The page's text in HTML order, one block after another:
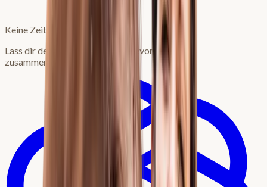
Keine Zeit zum Lesen?
Lass dir den Artikel von deiner bevorzugten KI
zusammenfassen: